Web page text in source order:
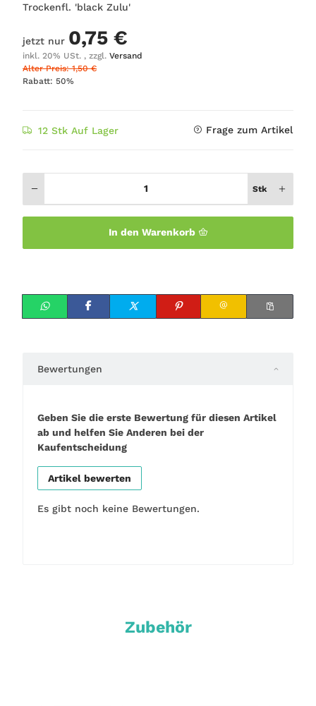
Trockenfl. 'black Zulu'
jetzt nur 0,75 €
inkl. 20% USt. , zzgl. Versand
Alter Preis: 1,50 €
Rabatt: 50%
12 Stk Auf Lager Frage zum Artikel
Stk
In den Warenkorb
Bewertungen
Geben Sie die erste Bewertung für diesen Artikel
ab und helfen Sie Anderen bei der
Kaufentscheidung
Artikel bewerten
Es gibt noch keine Bewertungen.
Zubehör